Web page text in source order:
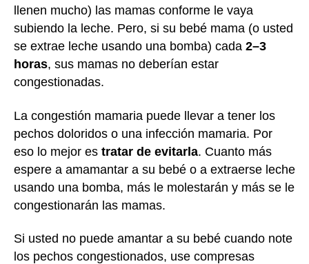
llenen mucho) las mamas conforme le vaya
subiendo la leche. Pero, si su bebé mama (o usted
se extrae leche usando una bomba) cada 2–3
horas, sus mamas no deberían estar
congestionadas.
La congestión mamaria puede llevar a tener los
pechos doloridos o una infección mamaria. Por
eso lo mejor es tratar de evitarla. Cuanto más
espere a amamantar a su bebé o a extraerse leche
usando una bomba, más le molestarán y más se le
congestionarán las mamas.
Si usted no puede amantar a su bebé cuando note
los pechos congestionados, use compresas